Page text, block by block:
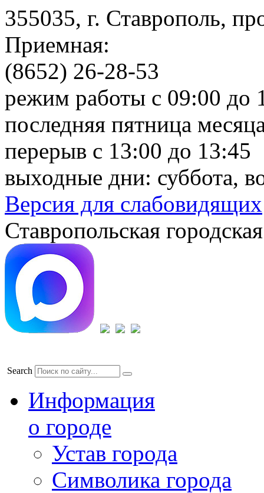
355035, г. Ставрополь,
Приемная:
(8652) 26-28-53
режим работы с 09:00 до
последняя пятница
перерыв с 13:00 до 13:45
выходные дни: суббота,
Версия для слабовидящих
Ставропольская
Search
Информация
о городе
Устав города
Символика города